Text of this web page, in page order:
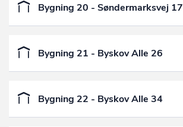
Bygning 20 - Søndermarksvej 17
Bygning 21 - Byskov Alle 26
Bygning 22 - Byskov Alle 34